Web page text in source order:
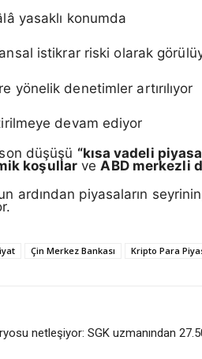
yasaklı konumda
istikrar riski olarak
yönelik denetimler artırılıyor
devam ediyor
düşüşü “kısa vadeli
koşullar ve ABD merkezli
ardından piyasaların
Çin Merkez Bankası Kripto Para
netleşiyor: SGK uzmanından